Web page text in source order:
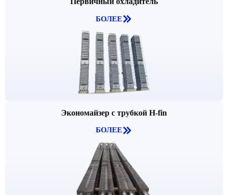
БОЛЕЕ
Экономайзер с трубкой H-fin
БОЛЕЕ